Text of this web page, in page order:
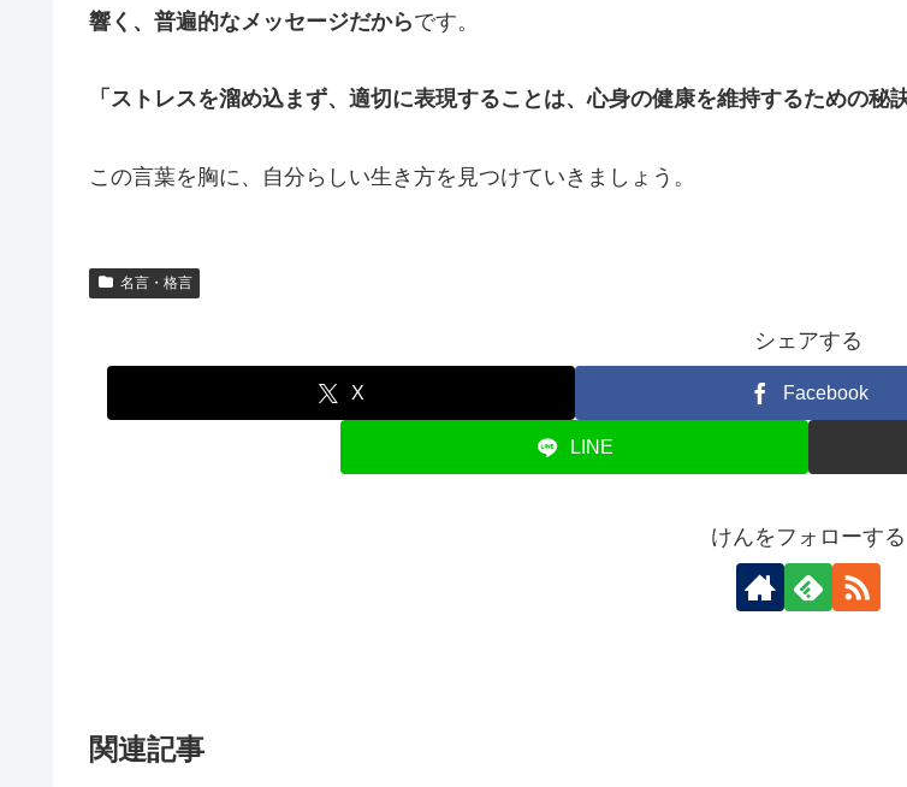
響く、普遍的なメッセージだからです。
「ストレスを溜め込まず、適切に表現することは、心身の健康を維持するための秘
この言葉を胸に、自分らしい生き方を見つけていきましょう。
名言・格言
シェアする
X Facebook
LINE
けんをフォローする
関連記事